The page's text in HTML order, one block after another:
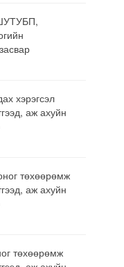
хэрэгсэл
аж ахуйн
төхөөрөмж
аж ахуйн
төхөөрөмж